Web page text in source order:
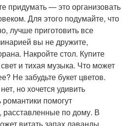
придумать — это организовать
Для этого подумайте, что
лучше приготовить все
вы не дружите,
Накройте стол. Купите
и тихая музыка. Что может
Не забудьте букет цветов.
но хочется удивить
помогут
расставленные по дому. В
витать запах лаванды.